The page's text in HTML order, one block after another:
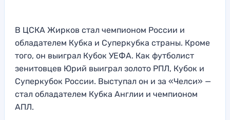
В ЦСКА Жирков стал чемпионом России и
обладателем Кубка и Суперкубка страны. Кроме
того, он выиграл Кубок УЕФА. Как футболист
зенитовцев Юрий выиграл золото РПЛ, Кубок и
Суперкубок России. Выступал он и за «Челси» —
стал обладателем Кубка Англии и чемпионом
АПЛ.